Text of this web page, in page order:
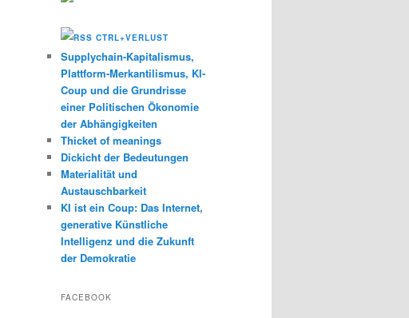
CTRL+VERLUST
Supplychain-Kapitalismus,
Plattform-Merkantilismus, KI-
Coup und die Grundrisse
einer Politischen Ökonomie
der Abhängigkeiten
Thicket of meanings
Dickicht der Bedeutungen
Materialität und
Austauschbarkeit
KI ist ein Coup: Das Internet,
generative Künstliche
Intelligenz und die Zukunft
der Demokratie
FACEBOOK